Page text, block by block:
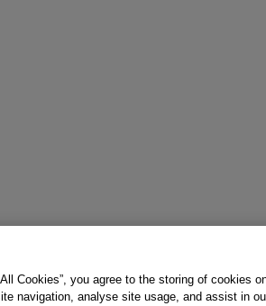
Cookies”, you agree to the storing of cookies
navigation, analyse site usage, and assist in